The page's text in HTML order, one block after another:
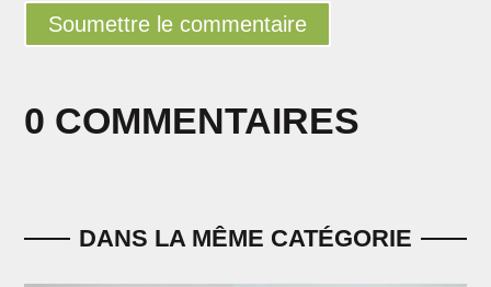
0 COMMENTAIRES
Soumettre le commentaire
DANS LA MÊME CATÉGORIE